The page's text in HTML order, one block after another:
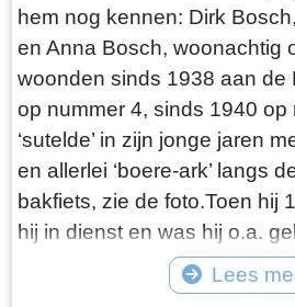
hem nog kennen: Dirk
en Anna Bosch, woonachtig
woonden sinds 1938 aan de
op nummer 4, sinds 1940 op
‘sutelde’ in zijn jonge jaren
en allerlei ‘boere-ark’ langs
bakfiets, zie de foto.Toen hij
hij in dienst en was hij o.a.
Hardenberg. Daar was hij bij
grensbataljon. Toen zijn
Lees